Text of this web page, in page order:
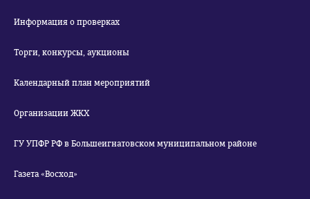
Информация о проверках
Торги, конкурсы, аукционы
Календарный план мероприятий
Организации ЖКХ
ГУ УПФР РФ в Большеигнатовском муниципальном районе
Газета «Восход»